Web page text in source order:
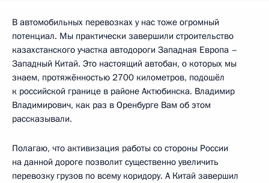
В автомобильных перевозках у нас тоже огромный
потенциал. Мы практически завершили строительство
казахстанского участка автодороги Западная Европа –
Западный Китай. Это настоящий автобан, о которых мы
знаем, протяжённостью 2700 километров, подошёл
к российской границе в районе Актюбинска. Владимир
Владимирович, как раз в Оренбурге Вам об этом
рассказывали.
Полагаю, что активизация работы со стороны России
на данной дороге позволит существенно увеличить
перевозку грузов по всему коридору. А Китай завершил